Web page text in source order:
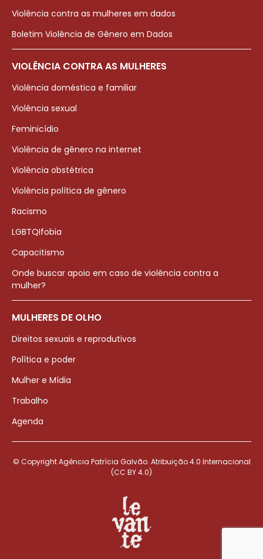
Violência contra as mulheres em dados
Boletim Violência de Gênero em Dados
VIOLÊNCIA CONTRA AS MULHERES
Violência doméstica e familiar
Violência sexual
Feminicídio
Violência de gênero na internet
Violência obstétrica
Violência política de gênero
Racismo
LGBTQIfobia
Capacitismo
Onde buscar apoio em caso de violência contra a
mulher?
MULHERES DE OLHO
Direitos sexuais e reprodutivos
Política e poder
Mulher e Mídia
Trabalho
Agenda
© Copyright Agência Patrícia Galvão. Atribuição 4.0 Internacional
(CC BY 4.0)